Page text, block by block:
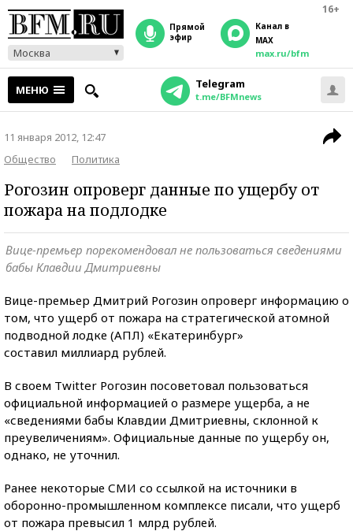
16+
Москва
прямой
эфир
Канал в
MAX
max.ru/bfm
МЕНЮ Telegram
t.me/BFMnews
11 января 2012, 12:47
Общество
Политика
Рогозин опроверг данные по ущербу от
пожара на подлодке
Вице-премьер порекомендовал не пользоваться сведениями
бабы Клавдии Дмитриевны
Вице-премьер Дмитрий Рогозин опроверг информацию о
том, что ущерб от пожара на стратегической атомной
подводной лодке (АПЛ) «Екатеринбург»
составил миллиард рублей.
В своем Twitter Рогозин посоветовал пользоваться
официальной информацией о размере ущерба, а не
«сведениями бабы Клавдии Дмитриевны, склонной к
преувеличениям». Официальные данные по ущербу он,
однако, не уточнил.
Ранее некоторые СМИ со ссылкой на источники в
оборонно-промышленном комплексе писали, что ущерб
от пожара превысил 1 млрд рублей.